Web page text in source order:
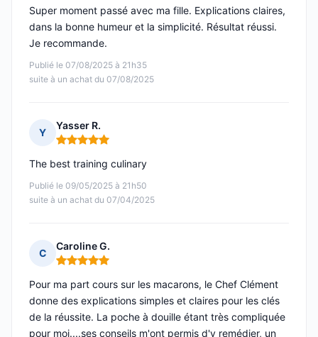
Publié le 07/08/2025 à 21h35
suite à un achat du 07/08/2025
Super moment passé avec ma fille. Explications claires,
dans la bonne humeur et la simplicité. Résultat réussi.
Je recommande.
Y
Yasser R.
Note : 5 sur 5
Publié le 09/05/2025 à 21h50
suite à un achat du 07/04/2025
The best training culinary
C
Caroline G.
Note : 5 sur 5
Pour ma part cours sur les macarons, le Chef Clément
donne des explications simples et claires pour les clés
de la réussite. La poche à douille étant très compliquée
pour moi....ses conseils m'ont permis d'y remédier, un